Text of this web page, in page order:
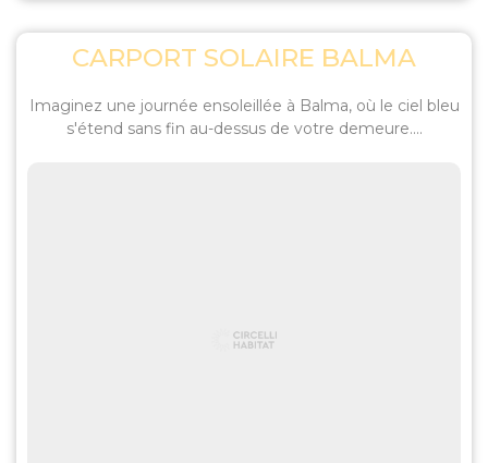
CARPORT SOLAIRE BALMA
Imaginez une journée ensoleillée à Balma, où le ciel bleu
s'étend sans fin au-dessus de votre demeure....